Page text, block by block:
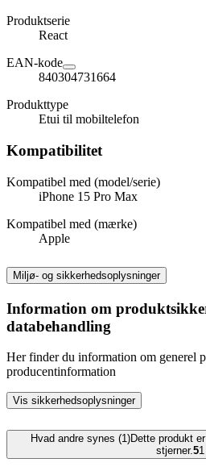
Produktserie
React
EAN-kode
840304731664
Produkttype
Etui til mobiltelefon
Kompatibilitet
Kompatibel med (model/serie)
iPhone 15 Pro Max
Kompatibel med (mærke)
Apple
Miljø- og sikkerhedsoplysninger
Information om
databehandling
Her finder du information om generel
producentinformation
Vis sikkerhedsoplysninger
Hvad andre synes (1)Dette produkt
stjerner.51